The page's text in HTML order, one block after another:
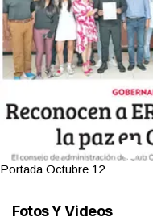
Portada Octubre 12
Fotos Y Videos